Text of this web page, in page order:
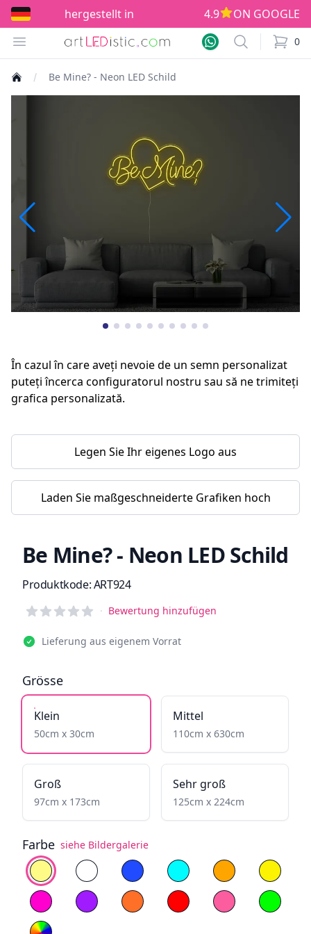
hergestellt in EU! 4.9
ON GOOGLE
Open menu
Search 0
items
Be Mine? - Neon LED Schild
În cazul în care aveți nevoie de un semn personalizat
puteți încerca configuratorul nostru sau să ne trimiteți
grafica personalizată.
Legen Sie Ihr eigenes Logo aus
Laden Sie maßgeschneiderte Grafiken hoch
Be Mine? - Neon LED Schild
Produktinformation
Produktkode:ART924
Reviews
· Bewertung hinzufügen
Lieferung aus eigenem Vorrat
Grösse
Klein
50cm x 30cm
Mittel
110cm x 630cm
Groß
97cm x 173cm
Sehr groß
125cm x 224cm
Farbe siehe Bildergalerie
Farbe auswählen
WarmweißKaltweiß Blau Cyan Feuriges Gelb
Gelb
Magenta
Lila Orange Rot Hellrosa
Grün
RGB